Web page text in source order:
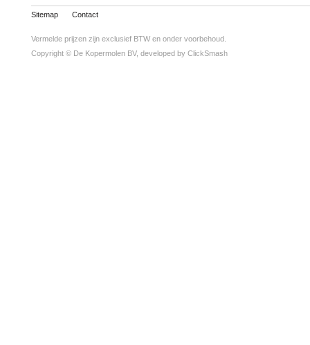
Sitemap Contact
Vermelde prijzen zijn exclusief BTW en onder voorbehoud.
Copyright © De Kopermolen BV, developed by ClickSmash